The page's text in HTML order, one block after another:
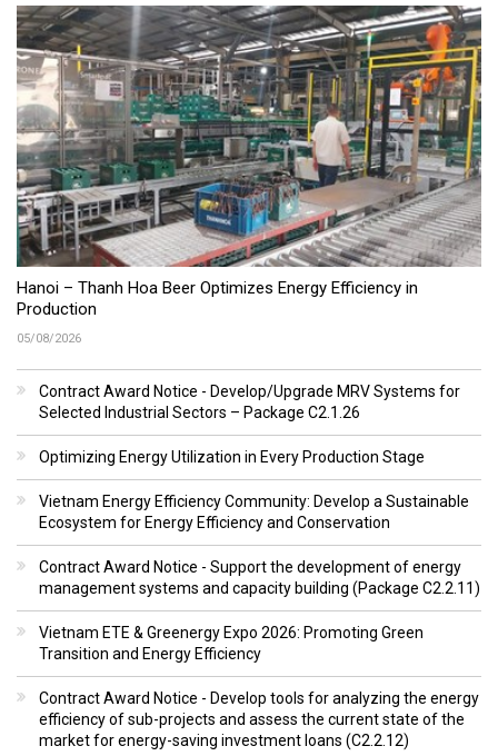
Hanoi – Thanh Hoa Beer Optimizes Energy Efficiency in
Production
05/08/2026
Contract Award Notice - Develop/Upgrade MRV Systems for
Selected Industrial Sectors – Package C2.1.26
Optimizing Energy Utilization in Every Production Stage
Vietnam Energy Efficiency Community: Develop a Sustainable
Ecosystem for Energy Efficiency and Conservation
Contract Award Notice - Support the development of energy
management systems and capacity building (Package C2.2.11)
Vietnam ETE & Greenergy Expo 2026: Promoting Green
Transition and Energy Efficiency
Contract Award Notice - Develop tools for analyzing the energy
efficiency of sub-projects and assess the current state of the
market for energy-saving investment loans (C2.2.12)